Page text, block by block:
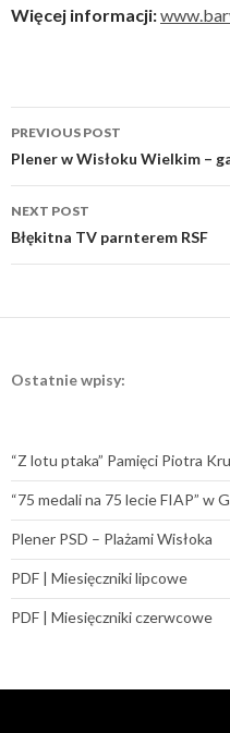
Więcej informacji:
Post
navigation
PREVIOUS POST
Plener w Wisłoku Wielkim –
NEXT POST
Błękitna TV parnterem RSF
Ostatnie wpisy:
“Z lotu ptaka” Pamięci Piotra
“75 medali na 75 lecie FIAP” w
Plener PSD – Plażami Wisłoka
PDF | Miesięczniki lipcowe
PDF | Miesięczniki czerwcowe